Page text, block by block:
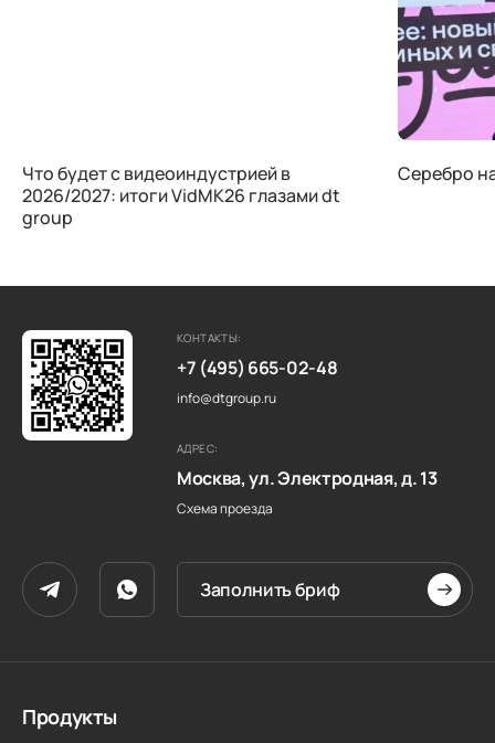
Что будет с видеоиндустрией в
2026/2027: итоги VidMK26 глазами dt
group
Серебро
КОНТАКТЫ:
+7 (495) 665-02-48
info@dtgroup.ru
АДРЕС:
Москва, ул. Электродная, д. 13
Схема проезда
Заполнить бриф
Продукты